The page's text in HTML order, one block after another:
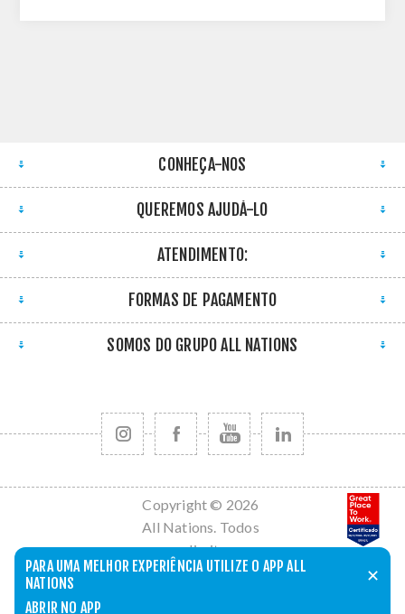
PARA UMA MELHOR EXPERIÊNCIA UTILIZE O APP ALL
NATIONS
✕
ABRIR NO APP
CONHEÇA-NOS
QUEREMOS AJUDÁ-LO
ATENDIMENTO:
FORMAS DE PAGAMENTO
SOMOS DO GRUPO ALL NATIONS
Copyright © 2026
All Nations. Todos
os direitos
reservados.